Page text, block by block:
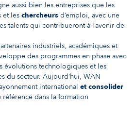
aussi bien les entreprises que les
et les chercheurs d’emploi, avec une
talents qui contribueront à l’avenir de
industriels, académiques et
des programmes en phase avec
évolutions technologiques et les
du secteur. Aujourd’hui, WAN
international et consolider
référence dans la formation